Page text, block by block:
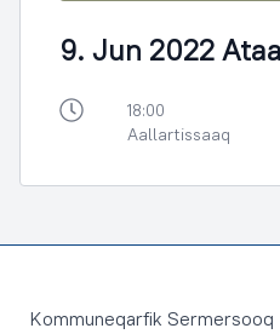
9. Jun 2022
18:00
Aallartissaaq
Kommuneqarfik Sermersooq